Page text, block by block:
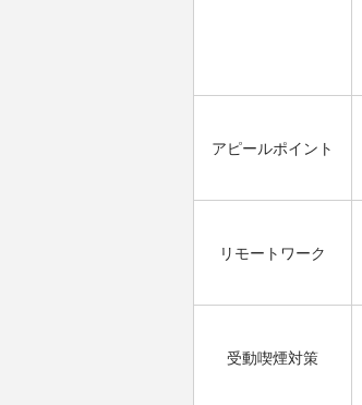
アピールポイント
リモートワーク
受動喫煙対策